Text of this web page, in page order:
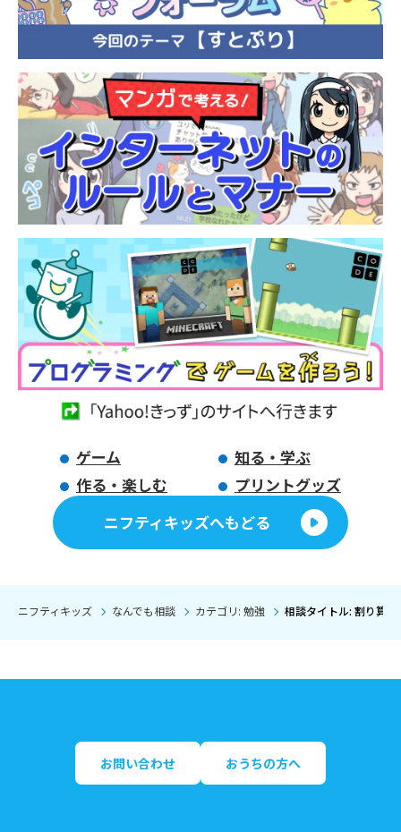
ゲーム
知る・学ぶ
作る・楽しむ
プリントグッズ
ニフティキッズへもどる
ニフティキッズ なんでも相談 カテゴリ: 勉強 相談タイトル: 割り算
お問い合わせ おうちの方へ